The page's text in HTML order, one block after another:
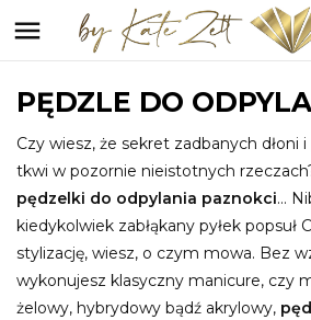

PĘDZLE DO
Czy wiesz, że sekret zadbanych dłoni
tkwi w pozornie nieistotnych
pędzelki do odpylania paznokci...
kiedykolwiek zabłąkany pyłek popsuł
stylizację, wiesz, o czym mowa. Bez
wykonujesz klasyczny manicure, czy
żelowy, hybrydowy bądź akrylowy,